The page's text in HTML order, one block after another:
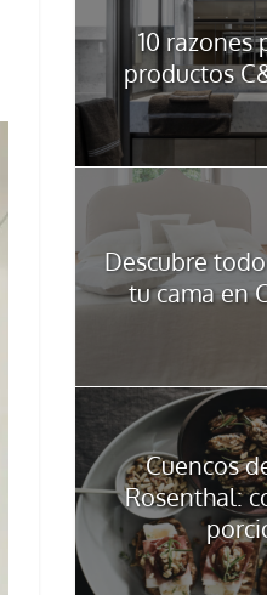
10 razones
productos
Descubre
tu cama en
Cuencos
Rosenthal: